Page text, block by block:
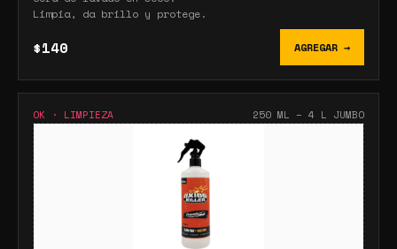
Limpia, da brillo y protege.
$140 AGREGAR →
OK · LIMPIEZA 250 ML – 4 L JUMBO